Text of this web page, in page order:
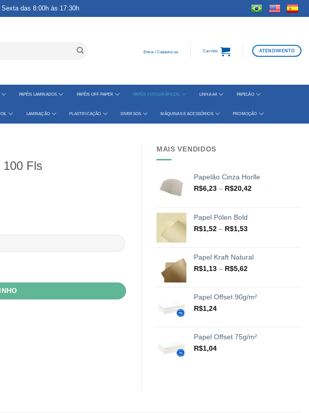
Sexta das 8:00h às 17:30h
Entrar / Cadastre-se Carrinho ATENDIMENTO
PAPÉIS LAMINADOS PAPÉIS OFF PAPER PAPÉIS FOTOGRÁFICOS LINHA A4 PAPELÃO
LAMINAÇÃO PLASTIFICAÇÃO DIVERSOS MÁQUINAS E ACESSÓRIOS PROMOÇÃO
100 Fls
MAIS VENDIDOS
Papelão Cinza Horlle
R$6,23 – R$20,42
Papel Pólen Bold
R$1,52 – R$1,53Faixa
R$1,52
R$1,53
Papel Kraft Natural
R$1,13 – R$5,62
R$1,13
Papel Offset 90g/m²
R$1,24
Papel Offset 75g/m²
R$1,04